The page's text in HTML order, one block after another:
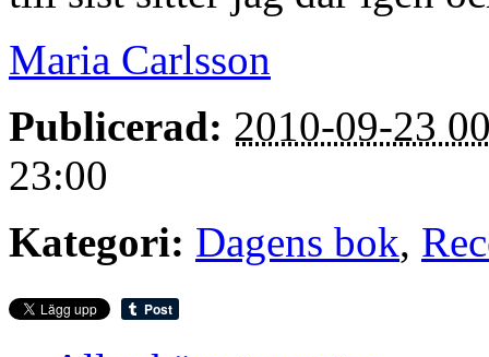
Maria Carlsson
Publicerad: 2010-09-23
23:00
Kategori: Dagens bok,